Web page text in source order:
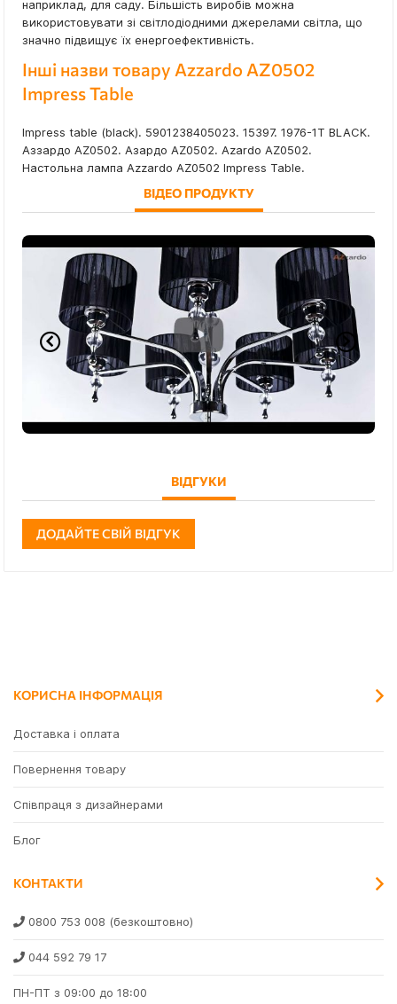
наприклад, для саду. Більшість виробів можна
використовувати зі світлодіодними джерелами світла, що
значно підвищує їх енергоефективність.
Інші назви товару Azzardo AZ0502
Impress Table
Impress table (black). 5901238405023. 15397. 1976-1T BLACK.
Аззардо AZ0502. Азардо AZ0502. Azardo AZ0502.
Настольна лампа Azzardo AZ0502 Impress Table.
ВІДЕО ПРОДУКТУ
ВІДГУКИ
ДОДАЙТЕ СВІЙ ВІДГУК
КОРИСНА ІНФОРМАЦІЯ
Доставка і оплата
Повернення товару
Співпраця з дизайнерами
Блог
КОНТАКТИ
0800 753 008 (безкоштовно)
044 592 79 17
ПН-ПТ з 09:00 до 18:00